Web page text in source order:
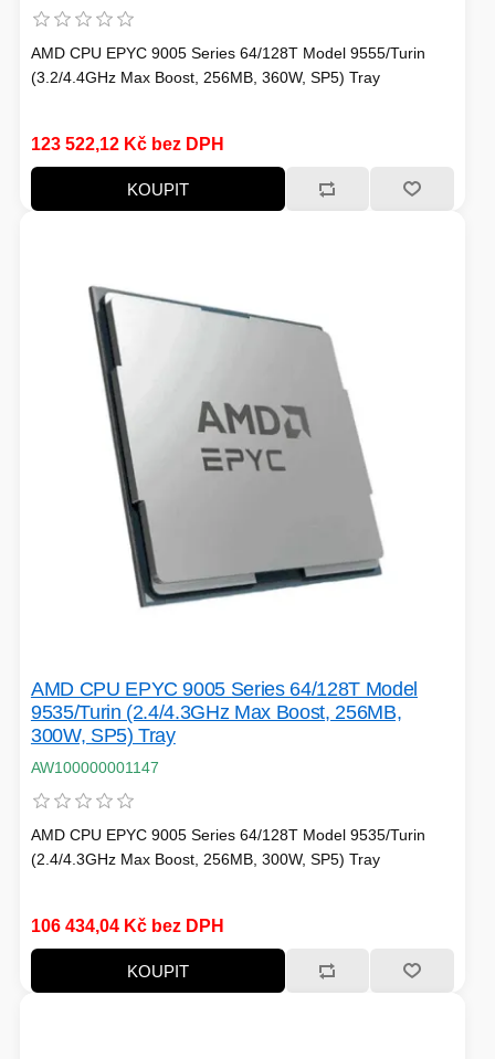
PŘÍSLUŠENSTVÍ
AMD CPU EPYC 9005 Series 64/128T Model 9555/Turin
(3.2/4.4GHz Max Boost, 256MB, 360W, SP5) Tray
123 522,12 Kč bez DPH
KOUPIT
AMD CPU EPYC 9005 Series 64/128T Model
9535/Turin (2.4/4.3GHz Max Boost, 256MB,
300W, SP5) Tray
AW100000001147
AMD CPU EPYC 9005 Series 64/128T Model 9535/Turin
(2.4/4.3GHz Max Boost, 256MB, 300W, SP5) Tray
106 434,04 Kč bez DPH
KOUPIT